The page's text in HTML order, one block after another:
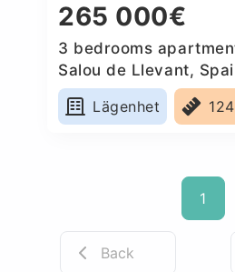
265 000€
3 bedrooms
Salou de Llevant,
Lägenhet
1
Back